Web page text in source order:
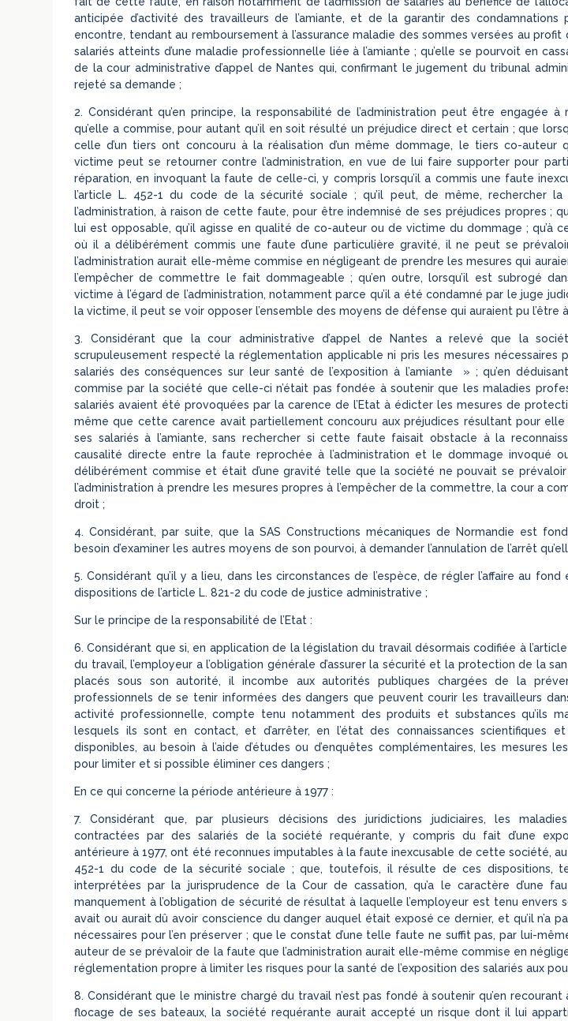
anticipée d’activité des travailleurs de l’amiante, et de la garantir des condamnations
encontre, tendant au remboursement à l’assurance maladie des sommes versées au profit
salariés atteints d’une maladie professionnelle liée à l’amiante ; qu’elle se pourvoit en
de la cour administrative d’appel de Nantes qui, confirmant le jugement du tribunal
rejeté sa demande ;
2. Considérant qu’en principe, la responsabilité de l’administration peut être engagée
qu’elle a commise, pour autant qu’il en soit résulté un préjudice direct et certain ; que
celle d’un tiers ont concouru à la réalisation d’un même dommage, le tiers co-auteur
victime peut se retourner contre l’administration, en vue de lui faire supporter pour
réparation, en invoquant la faute de celle-ci, y compris lorsqu’il a commis une faute
l’article L. 452-1 du code de la sécurité sociale ; qu’il peut, de même, rechercher la
l’administration, à raison de cette faute, pour être indemnisé de ses préjudices propres ;
lui est opposable, qu’il agisse en qualité de co-auteur ou de victime du dommage ; qu’à
où il a délibérément commis une faute d’une particulière gravité, il ne peut se
l’administration aurait elle-même commise en négligeant de prendre les mesures qui
l’empêcher de commettre le fait dommageable ; qu’en outre, lorsqu’il est subrogé
victime à l’égard de l’administration, notamment parce qu’il a été condamné par le juge
la victime, il peut se voir opposer l’ensemble des moyens de défense qui auraient pu l’être
3. Considérant que la cour administrative d’appel de Nantes a relevé que la
scrupuleusement respecté la réglementation applicable ni pris les mesures nécessaires
salariés des conséquences sur leur santé de l’exposition à l’amiante » ; qu’en
commise par la société que celle-ci n’était pas fondée à soutenir que les maladies
salariés avaient été provoquées par la carence de l’Etat à édicter les mesures de
même que cette carence avait partiellement concouru aux préjudices résultant pour elle
ses salariés à l’amiante, sans rechercher si cette faute faisait obstacle à la
causalité directe entre la faute reprochée à l’administration et le dommage invoqué
délibérément commise et était d’une gravité telle que la société ne pouvait se
l’administration à prendre les mesures propres à l’empêcher de la commettre, la cour a
droit ;
4. Considérant, par suite, que la SAS Constructions mécaniques de Normandie est
besoin d’examiner les autres moyens de son pourvoi, à demander l’annulation de l’arrêt
5. Considérant qu’il y a lieu, dans les circonstances de l’espèce, de régler l’affaire au
dispositions de l’article L. 821-2 du code de justice administrative ;
Sur le principe de la responsabilité de l’Etat :
6. Considérant que si, en application de la législation du travail désormais codifiée à
du travail, l’employeur a l’obligation générale d’assurer la sécurité et la protection de la
placés sous son autorité, il incombe aux autorités publiques chargées de la
professionnels de se tenir informées des dangers que peuvent courir les travailleurs
activité professionnelle, compte tenu notamment des produits et substances qu’ils
lesquels ils sont en contact, et d’arrêter, en l’état des connaissances scientifiques
disponibles, au besoin à l’aide d’études ou d’enquêtes complémentaires, les mesures
pour limiter et si possible éliminer ces dangers ;
En ce qui concerne la période antérieure à 1977 :
7. Considérant que, par plusieurs décisions des juridictions judiciaires, les
contractées par des salariés de la société requérante, y compris du fait d’une
antérieure à 1977, ont été reconnues imputables à la faute inexcusable de cette société, au
452-1 du code de la sécurité sociale ; que, toutefois, il résulte de ces dispositions,
interprétées par la jurisprudence de la Cour de cassation, qu’a le caractère d’une
manquement à l’obligation de sécurité de résultat à laquelle l’employeur est tenu envers
avait ou aurait dû avoir conscience du danger auquel était exposé ce dernier, et qu’il n’a
nécessaires pour l’en préserver ; que le constat d’une telle faute ne suffit pas, par lui-
auteur de se prévaloir de la faute que l’administration aurait elle-même commise en
réglementation propre à limiter les risques pour la santé de l’exposition des salariés aux
8. Considérant que le ministre chargé du travail n’est pas fondé à soutenir qu’en recourant
flocage de ses bateaux, la société requérante aurait accepté un risque dont il lui